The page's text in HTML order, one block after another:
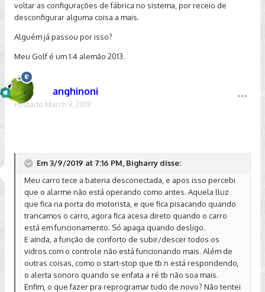
voltar as configurações de fábrica no sistema, por receio de
desconfigurar alguma coisa a mais.
Alguém já passou por isso?
Meu Golf é um 1.4 alemão 2013.
anghinoni
Postado March 9, 2019
Em 3/9/2019 at 7:16 PM, Bigharry disse:
Meu carro tece a bateria desconectada, e apos isso percebi
que o alarme não está operando como antes. Aquela lluz
que fica na porta do motorista, e que fica pisacando quando
trancamos o carro, agora fica acesa direto quando o carro
está em funcionamento. Só apaga quando desligo.
E ainda, a função de conforto de subir/descer todos os
vidros com o controle não está funcionando mais. Além de
outras coisas, como o start-stop que tb n está respondendo,
o alerta sonoro quando se enfata a ré tb não soa mais.
Enfim, o que fazer pra reprogramar tudo de novo? Não tentei